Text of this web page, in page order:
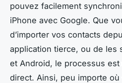
pouvez facilement
iPhone avec Google. Que
d’importer vos contacts
application tierce, ou de les
et Android, le processus
direct. Ainsi, peu importe